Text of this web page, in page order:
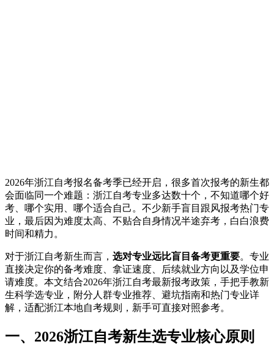
2026年浙江自考报名备考季已经开启，很多首次报考的新生都
会面临同一个难题：浙江自考专业多达数十个，不知道哪个好
考、哪个实用、哪个适合自己。不少新手盲目跟风报考热门专
业，最后因为难度太高、不贴合自身情况半途弃考，白白浪费
时间和精力。
对于浙江自考新生而言， 选对专业远比盲目备考更重要。专业
直接决定你的备考难度、拿证速度、后续就业方向以及学位申
请难度。本文结合2026年浙江自考最新报考政策，手把手教新
生科学选专业，附分人群专业推荐、避坑指南和热门专业详
解，适配浙江本地自考规则，新手可直接对照参考。
一、2026浙江自考新生选专业核心原则